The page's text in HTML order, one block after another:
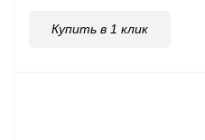
Купить в 1 клик